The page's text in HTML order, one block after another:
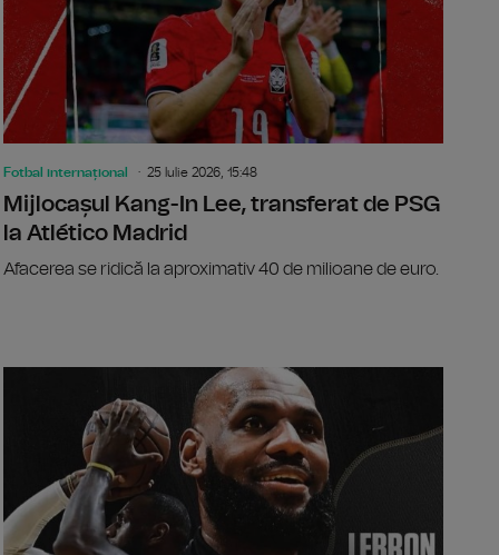
Fotbal internațional 25 Iulie 2026, 15:48
Mijlocașul Kang-In Lee, transferat de PSG
la Atlético Madrid
Afacerea se ridică la aproximativ 40 de milioane de euro.
etapa 2: FC Argeș - Petrolul Ploiești, scor 1-0